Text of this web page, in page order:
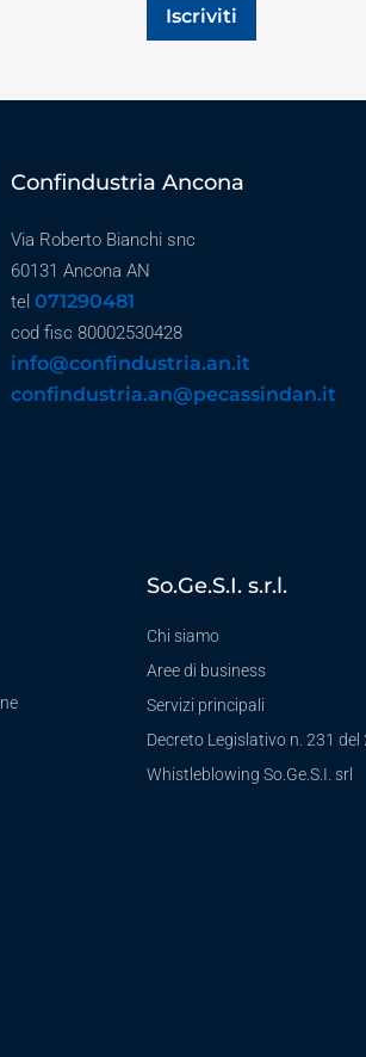
Iscriviti
Confindustria Ancona
Via Roberto Bianchi snc
60131 Ancona AN
tel 071290481
cod fisc 80002530428
info@confindustria.an.it
confindustria.an@pecassindan.it
So.Ge.S.I. s.r.l.
Chi siamo
Aree di business
Servizi principali
Decreto Legislativo n. 231 del
Whistleblowing So.Ge.S.I. srl